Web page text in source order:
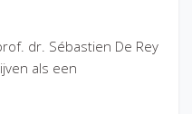
dr. Sébastien De Rey
als een